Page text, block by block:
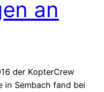
an
der KopterCrew
in Sembach fand bei